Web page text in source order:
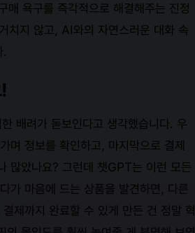
욕구를 즉각적으로 해결해주는 진정
치지 않고, AI와의 자연스러운 대화 속
.
배려가 돋보인다고 생각했습니다. 우
며 정보를 확인하고, 마지막으로 결제
많았나요? 그런데 챗GPT는 이런 모든
가 마음에 드는 상품을 발견하면, 다른
제까지 완료할 수 있게 만든 건 정말 혁